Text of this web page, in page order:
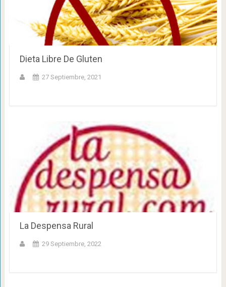
Dieta Libre De Gluten
27 Septiembre, 2021
La Despensa Rural
29 Septiembre, 2022